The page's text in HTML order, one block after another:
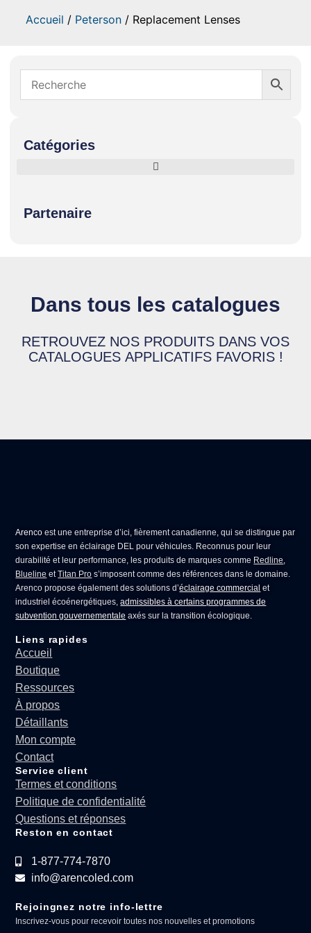
Accueil / Peterson/ Replacement Lenses
Catégories
Partenaire
Dans tous les catalogues
RETROUVEZ NOS PRODUITS DANS VOS
CATALOGUES APPLICATIFS FAVORIS !
Arenco est une entreprise d’ici, fièrement canadienne, qui se distingue par
son expertise enéclairage DEL pour véhicules. Reconnus pour leur
durabilité et leur performance, les produits de marques comme Redline,
Blueline etTitan Pro s’imposent comme des références dans le domaine.
Arenco propose également des solutions d’éclairage commercial et
industriel écoénergétiques,admissibles à certains programmes de
subvention gouvernementale axés sur la transition écologique.
Liens rapides
Accueil
Boutique
Ressources
À propos
Détaillants
Mon compte
Contact
Service client
Termes et conditions
Politique de confidentialité
Questions et réponses
Reston en contact
1-877-774-7870
info@arencoled.com
Rejoingnez notre info-lettre
Inscrivez-vous pour recevoir toutes nos nouvelles et promotions